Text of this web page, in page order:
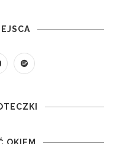
OKIEM